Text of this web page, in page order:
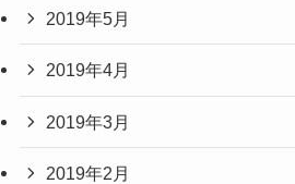
2019年5月
2019年4月
2019年3月
2019年2月